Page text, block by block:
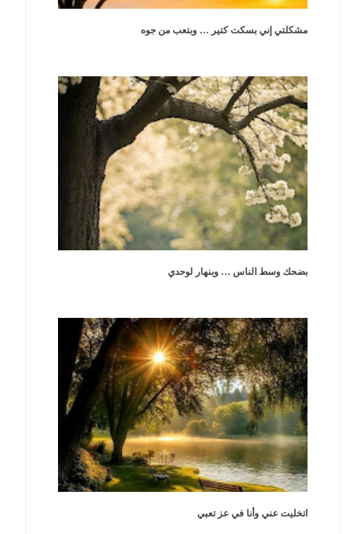
مشكلتي إني بسكت كتير … وبتعب من جوه
بضحك وسط الناس … وبنهار لوحدي
اتخليت عني وأنا في عز تعبي